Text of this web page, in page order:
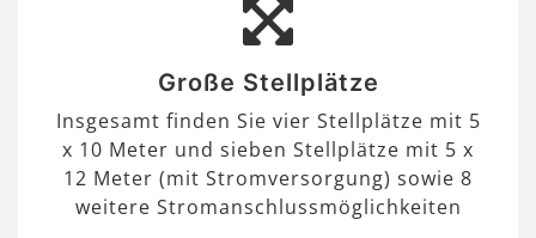
Große Stellplätze
Insgesamt finden Sie vier Stellplätze mit 5
x 10 Meter und sieben Stellplätze mit 5 x
12 Meter (mit Stromversorgung) sowie 8
weitere Stromanschlussmöglichkeiten